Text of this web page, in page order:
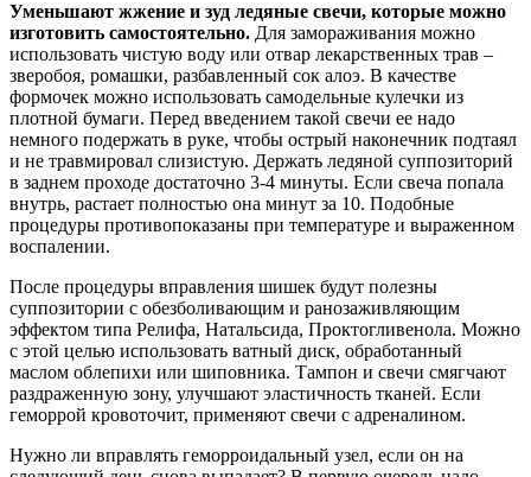
Уменьшают жжение и зуд ледяные свечи, которые можно
изготовить самостоятельно. Для замораживания можно
использовать чистую воду или отвар лекарственных трав –
зверобоя, ромашки, разбавленный сок алоэ. В качестве
формочек можно использовать самодельные кулечки из
плотной бумаги. Перед введением такой свечи ее надо
немного подержать в руке, чтобы острый наконечник подтаял
и не травмировал слизистую. Держать ледяной суппозиторий
в заднем проходе достаточно 3-4 минуты. Если свеча попала
внутрь, растает полностью она минут за 10. Подобные
процедуры противопоказаны при температуре и выраженном
воспалении.
После процедуры вправления шишек будут полезны
суппозитории с обезболивающим и ранозаживляющим
эффектом типа Релифа, Натальсида, Проктогливенола. Можно
с этой целью использовать ватный диск, обработанный
маслом облепихи или шиповника. Тампон и свечи смягчают
раздраженную зону, улучшают эластичность тканей. Если
геморрой кровоточит, применяют свечи с адреналином.
Нужно ли вправлять геморроидальный узел, если он на